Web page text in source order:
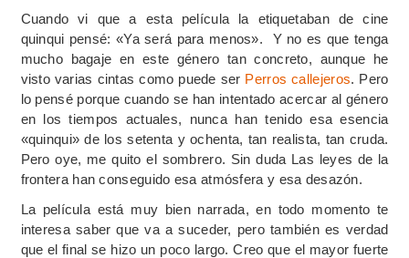
Cuando vi que a esta película la etiquetaban de cine
quinqui pensé: «Ya será para menos». Y no es que tenga
mucho bagaje en este género tan concreto, aunque he
visto varias cintas como puede ser Perros callejeros. Pero
lo pensé porque cuando se han intentado acercar al género
en los tiempos actuales, nunca han tenido esa esencia
«quinqui» de los setenta y ochenta, tan realista, tan cruda.
Pero oye, me quito el sombrero. Sin duda Las leyes de la
frontera han conseguido esa atmósfera y esa desazón.
La película está muy bien narrada, en todo momento te
interesa saber que va a suceder, pero también es verdad
que el final se hizo un poco largo. Creo que el mayor fuerte